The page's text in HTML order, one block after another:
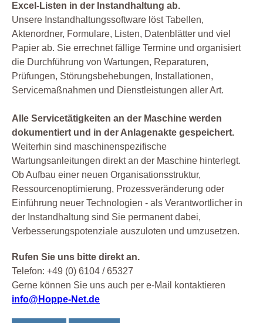
Excel-Listen in der Instandhaltung ab.
Unsere Instandhaltungssoftware löst Tabellen,
Aktenordner, Formulare, Listen, Datenblätter und viel
Papier ab. Sie errechnet fällige Termine und organisiert
die Durchführung von Wartungen, Reparaturen,
Prüfungen, Störungsbehebungen, Installationen,
Servicemaßnahmen und Dienstleistungen aller Art.
Alle Servicetätigkeiten an der Maschine werden
dokumentiert und in der Anlagenakte gespeichert.
Weiterhin sind maschinenspezifische
Wartungsanleitungen direkt an der Maschine hinterlegt.
Ob Aufbau einer neuen Organisationsstruktur,
Ressourcenoptimierung, Prozessveränderung oder
Einführung neuer Technologien - als Verantwortlicher in
der Instandhaltung sind Sie permanent dabei,
Verbesserungspotenziale auszuloten und umzusetzen.
Rufen Sie uns bitte direkt an.
Telefon: +49 (0) 6104 / 65327
Gerne können Sie uns auch per e-Mail kontaktieren
info@Hoppe-Net.de